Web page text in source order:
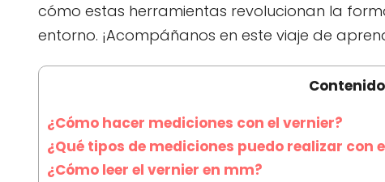
cómo estas herramientas revolucionan la
entorno. ¡Acompáñanos en este viaje de
Contenido
¿Cómo hacer mediciones con el vernier?
¿Qué tipos de mediciones puedo realizar con
¿Cómo leer el vernier en mm?